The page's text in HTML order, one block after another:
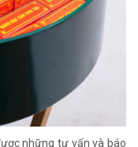
những tư vấn và báo